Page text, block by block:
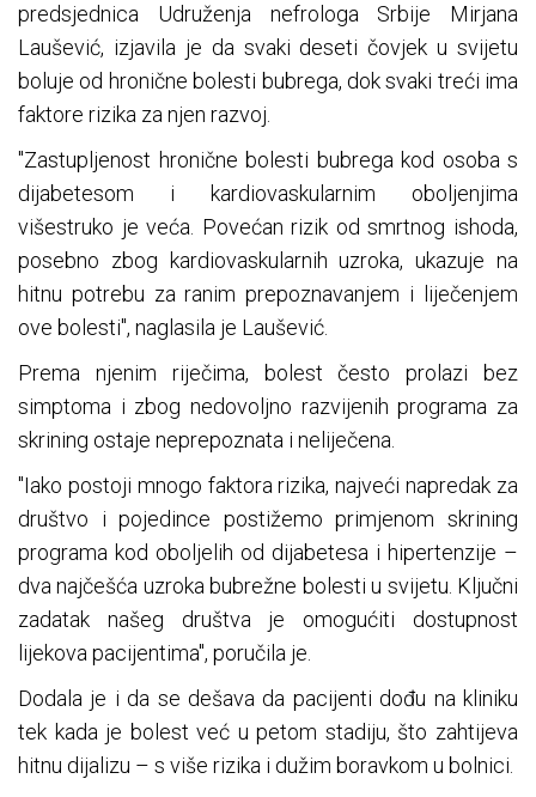
predsjednica Udruženja nefrologa Srbije Mirjana
Laušević, izjavila je da svaki deseti čovjek u svijetu
boluje od hronične bolesti bubrega, dok svaki treći ima
faktore rizika za njen razvoj.
"Zastupljenost hronične bolesti bubrega kod osoba s
dijabetesom i kardiovaskularnim oboljenjima
višestruko je veća. Povećan rizik od smrtnog ishoda,
posebno zbog kardiovaskularnih uzroka, ukazuje na
hitnu potrebu za ranim prepoznavanjem i liječenjem
ove bolesti", naglasila je Laušević.
Prema njenim riječima, bolest često prolazi bez
simptoma i zbog nedovoljno razvijenih programa za
skrining ostaje neprepoznata i neliječena.
"Iako postoji mnogo faktora rizika, najveći napredak za
društvo i pojedince postižemo primjenom skrining
programa kod oboljelih od dijabetesa i hipertenzije –
dva najčešća uzroka bubrežne bolesti u svijetu. Ključni
zadatak našeg društva je omogućiti dostupnost
lijekova pacijentima", poručila je.
Dodala je i da se dešava da pacijenti dođu na kliniku
tek kada je bolest već u petom stadiju, što zahtijeva
hitnu dijalizu – s više rizika i dužim boravkom u bolnici.